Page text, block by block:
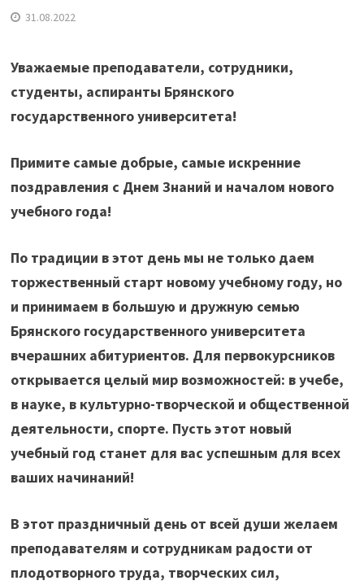
31.08.2022
Уважаемые преподаватели, сотрудники,
студенты, аспиранты Брянского
государственного университета!
Примите самые добрые, самые искренние
поздравления с Днем Знаний и началом нового
учебного года!
По традиции в этот день мы не только даем
торжественный старт новому учебному году, но
и принимаем в большую и дружную семью
Брянского государственного университета
вчерашних абитуриентов. Для первокурсников
открывается целый мир возможностей: в учебе,
в науке, в культурно-творческой и общественной
деятельности, спорте. Пусть этот новый
учебный год станет для вас успешным для всех
ваших начинаний!
В этот праздничный день от всей души желаем
преподавателям и сотрудникам радости от
плодотворного труда, творческих сил,